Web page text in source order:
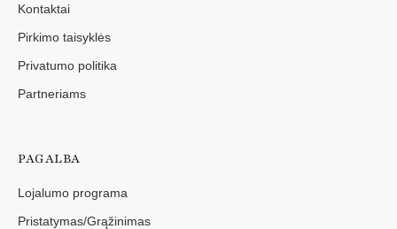
Kontaktai
Pirkimo taisyklės
Privatumo politika
Partneriams
PAGALBA
Lojalumo programa
Pristatymas/Grąžinimas